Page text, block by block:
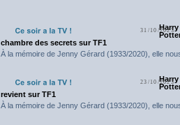
31/10/2023
Harry
chambre des secrets sur TF1
À la mémoire de Jenny Gérard (1933/2020), elle
23/10/2023
Harry
revient sur TF1
À la mémoire de Jenny Gérard (1933/2020), elle